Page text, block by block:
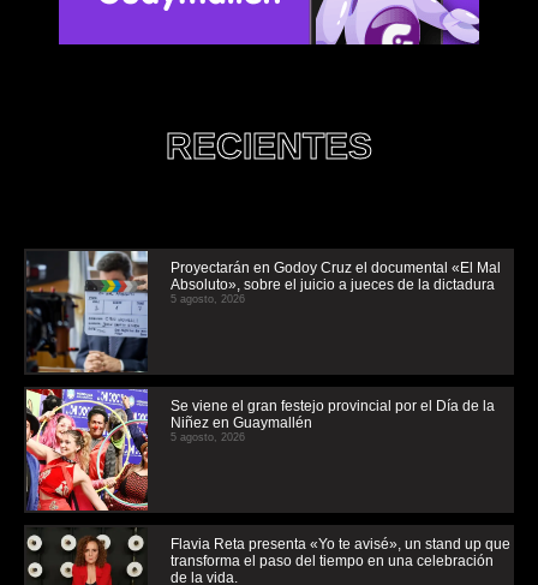
RECIENTES
Proyectarán en Godoy Cruz el documental «El Mal
Absoluto», sobre el juicio a jueces de la dictadura
5 agosto, 2026
Se viene el gran festejo provincial por el Día de la
Niñez en Guaymallén
5 agosto, 2026
Flavia Reta presenta «Yo te avisé», un stand up que
transforma el paso del tiempo en una celebración
de la vida.